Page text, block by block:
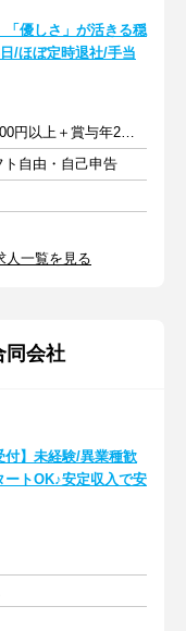
「優しさ」が活きる穏
/ほぼ定時退社/手当
月給23万8900円～25万900円以上＋賞与年2回＋残業代全額支給
自由・自己申告
人一覧を見る
同会社
付】未経験/異業種歓
トOK♪安定収入で安